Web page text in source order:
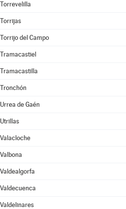
Torrevelilla
Torrijas
Torrijo del Campo
Tramacastiel
Tramacastilla
Tronchón
Urrea de Gaén
Utrillas
Valacloche
Valbona
Valdealgorfa
Valdecuenca
Valdelinares